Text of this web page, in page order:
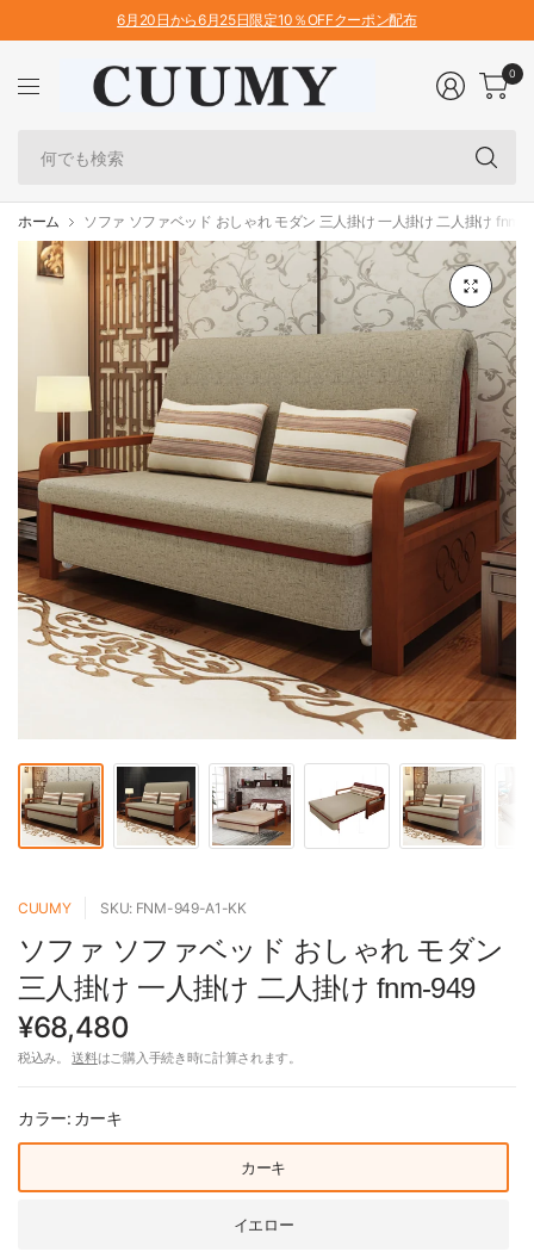
6月20日から6月25日限定10％OFFクーポン配布
索
0
ホーム ソファ ソファベッド おしゃれ モダン 三人掛け 一人掛け 二人掛け fnm-
CUUMY SKU: FNM-949-A1-KK
ソファ ソファベッド おしゃれ モダン
三人掛け 一人掛け 二人掛け fnm-949
¥68,480
税込み。送料はご購入手続き時に計算されます。
カラー: カーキ
カーキ
イエロー